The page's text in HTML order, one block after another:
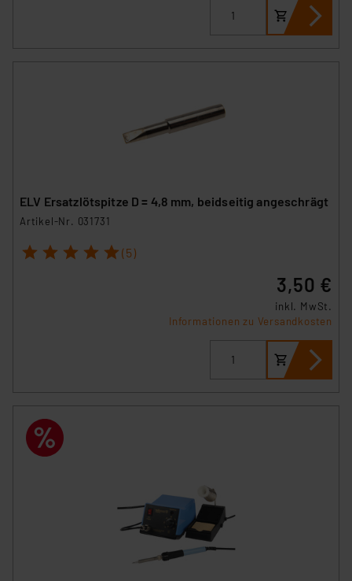
ELV Ersatzlötspitze D = 4,8 mm, beidseitig angeschrägt
Artikel-Nr. 031731
1 2 3 4 5 (5)
3,50 €
inkl. MwSt.
Informationen zu Versandkosten